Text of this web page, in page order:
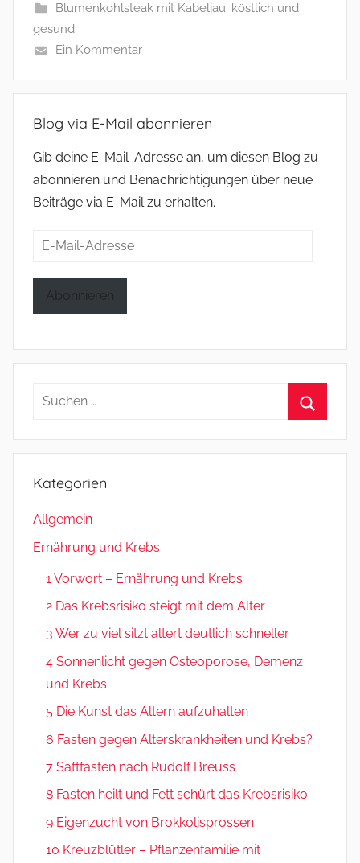
Blumenkohlsteak mit Kabeljau: köstlich und
gesund
Ein Kommentar
Blog via E-Mail abonnieren
Gib deine E-Mail-Adresse an, um diesen Blog zu
abonnieren und Benachrichtigungen über neue
Beiträge via E-Mail zu erhalten.
E-
Abonnieren
Suchen
Kategorien
Allgemein
Ernährung und Krebs
1 Vorwort – Ernährung und Krebs
2 Das Krebsrisiko steigt mit dem Alter
3 Wer zu viel sitzt altert deutlich schneller
4 Sonnenlicht gegen Osteoporose, Demenz
und Krebs
5 Die Kunst das Altern aufzuhalten
6 Fasten gegen Alterskrankheiten und Krebs?
7 Saftfasten nach Rudolf Breuss
8 Fasten heilt und Fett schürt das Krebsrisiko
9 Eigenzucht von Brokkolisprossen
10 Kreuzblütler – Pflanzenfamilie mit